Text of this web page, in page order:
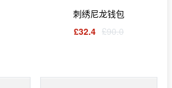
刺绣尼龙钱包
£32.4 £90.0